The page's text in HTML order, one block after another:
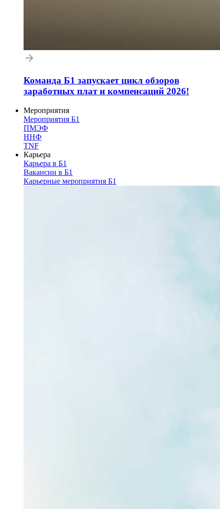
Команда Б1 запускает цикл обзоров
заработных плат и компенсаций 2026!
Мероприятия
Мероприятия Б1
ПМЭФ
ННФ
TNF
Карьера
Карьера в Б1
Вакансии в Б1
Карьерные мероприятия Б1